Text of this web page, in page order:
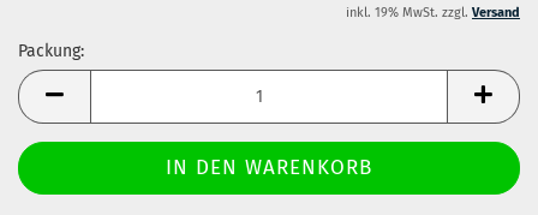
inkl. 19% MwSt. zzgl. Versand
Packung:
Packung